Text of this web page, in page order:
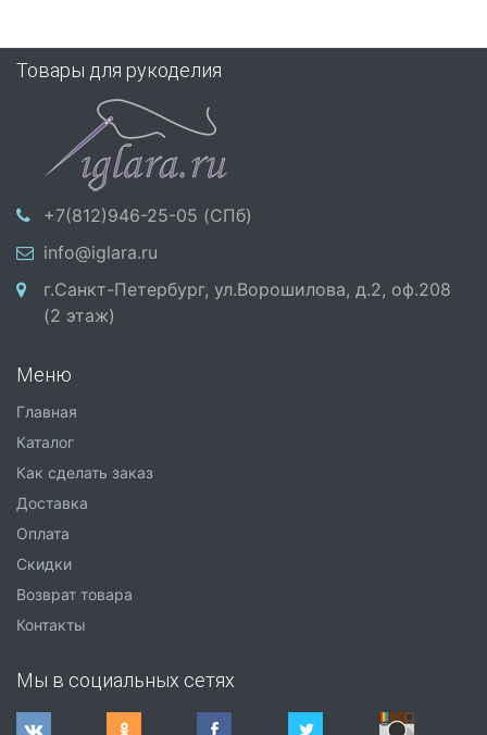
Товары для рукоделия
+7(812)946-25-05 (СПб)
info@iglara.ru
г.Санкт-Петербург, ул.Ворошилова, д.2, оф.208
(2 этаж)
Меню
Главная
Каталог
Как сделать заказ
Доставка
Оплата
Скидки
Возврат товара
Контакты
Мы в социальных сетях